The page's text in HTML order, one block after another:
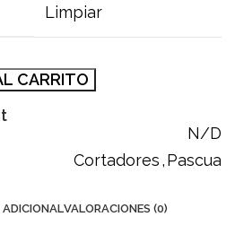
Limpiar
CARRITO
N/D
Cortadores,Pascua
ADICIONALVALORACIONES (0)